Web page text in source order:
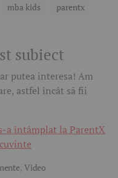
mba kids parentx
subiect
putea interesa! Am
astfel încât să fii
, Video